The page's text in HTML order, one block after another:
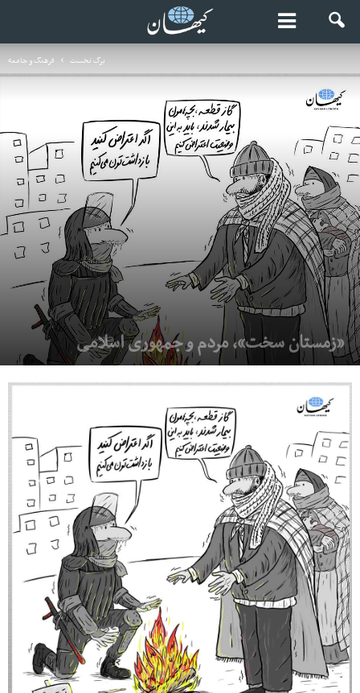
برگ نخست فرهنگ و جامعه
«زمستان سخت»، مردم و جمهوری اسلامی